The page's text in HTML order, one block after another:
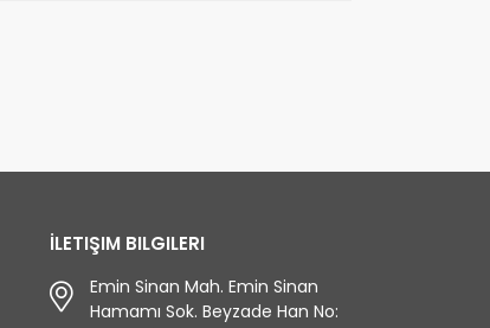
İLETIŞIM BILGILERI
Emin Sinan Mah. Emin Sinan
Hamamı Sok. Beyzade Han No: